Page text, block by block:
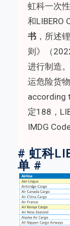
虹科一次
和LIBERO
书 ，所述
则》（
进行制造
运危险货
according
定188，
IMDG
# 虹科
单 #